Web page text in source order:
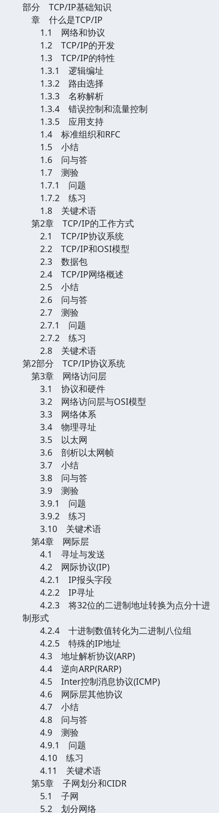
部分 TCP/IP基础知识
章 什么是TCP/IP
1.1 网络和协议
1.2 TCP/IP的开发
1.3 TCP/IP的特性
1.3.1 逻辑编址
1.3.2 路由选择
1.3.3 名称解析
1.3.4 错误控制和流量控制
1.3.5 应用支持
1.4 标准组织和RFC
1.5 小结
1.6 问与答
1.7 测验
1.7.1 问题
1.7.2 练习
1.8 关键术语
第2章 TCP/IP的工作方式
2.1 TCP/IP协议系统
2.2 TCP/IP和OSI模型
2.3 数据包
2.4 TCP/IP网络概述
2.5 小结
2.6 问与答
2.7 测验
2.7.1 问题
2.7.2 练习
2.8 关键术语
第2部分 TCP/IP协议系统
第3章 网络访问层
3.1 协议和硬件
3.2 网络访问层与OSI模型
3.3 网络体系
3.4 物理寻址
3.5 以太网
3.6 剖析以太网帧
3.7 小结
3.8 问与答
3.9 测验
3.9.1 问题
3.9.2 练习
3.10 关键术语
第4章 网际层
4.1 寻址与发送
4.2 网际协议(IP)
4.2.1 IP报头字段
4.2.2 IP寻址
4.2.3 将32位的二进制地址转换为点分十进
制形式
4.2.4 十进制数值转化为二进制八位组
4.2.5 特殊的IP地址
4.3 地址解析协议(ARP)
4.4 逆向ARP(RARP)
4.5 Inter控制消息协议(ICMP)
4.6 网际层其他协议
4.7 小结
4.8 问与答
4.9 测验
4.9.1 问题
4.10 练习
4.11 关键术语
第5章 子网划分和CIDR
5.1 子网
5.2 划分网络